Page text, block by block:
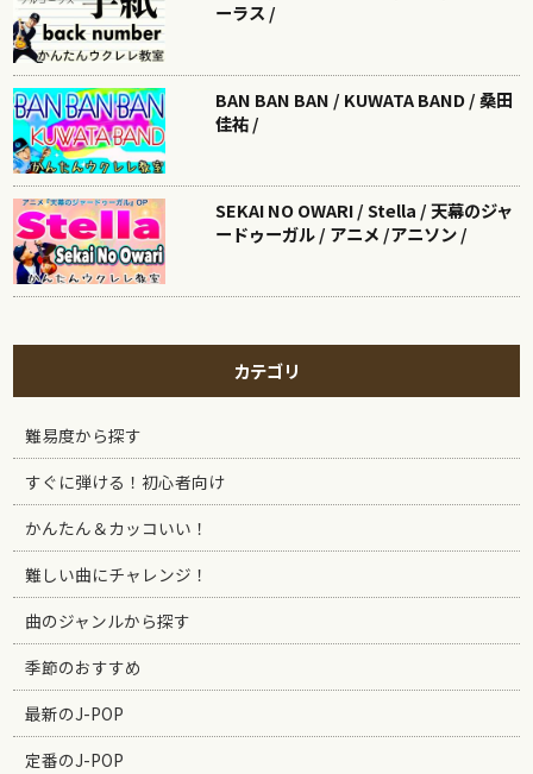
ーラス /
BAN BAN BAN / KUWATA BAND / 桑田
佳祐 /
SEKAI NO OWARI / Stella / 天幕のジャ
ードゥーガル / アニメ /アニソン /
カテゴリ
難易度から探す
すぐに弾ける！初心者向け
かんたん＆カッコいい！
難しい曲にチャレンジ！
曲のジャンルから探す
季節のおすすめ
最新のJ-POP
定番のJ-POP